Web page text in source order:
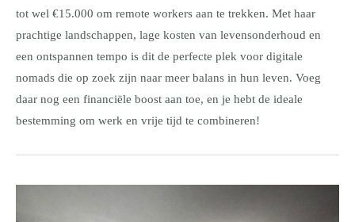
tot wel €15.000 om remote workers aan te trekken. Met haar
prachtige landschappen, lage kosten van levensonderhoud en
een ontspannen tempo is dit de perfecte plek voor digitale
nomads die op zoek zijn naar meer balans in hun leven. Voeg
daar nog een financiële boost aan toe, en je hebt de ideale
bestemming om werk en vrije tijd te combineren!